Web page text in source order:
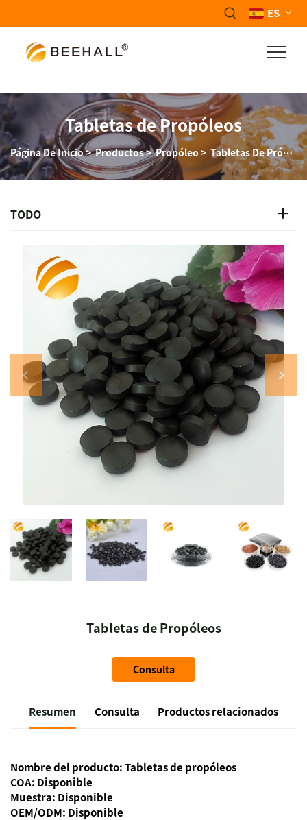
ES
Tabletas de Propóleos
Página De Inicio>Productos>Propóleo > Tabletas De Própolis
TODO
Tabletas de Propóleos
Consulta
Resumen Consulta Productos relacionados
Nombre del producto: Tabletas de propóleos
COA: Disponible
Muestra: Disponible
OEM/ODM: Disponible